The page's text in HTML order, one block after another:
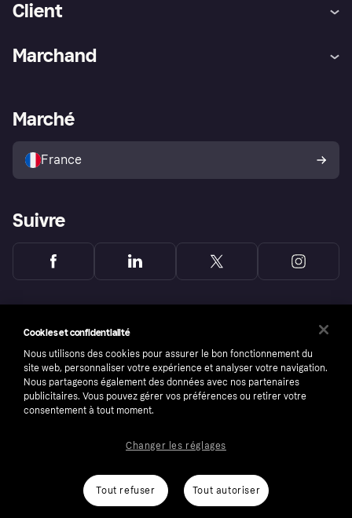
Client
Explorez les magasins
Politique de protection de
l’acheteur Klarna
Marchand
Portail Marchand
Marché
France
Suivre
number: 556737-0431
ConditionsCookiesKlarna.com
Cookies et confidentialité
Nous utilisons des cookies pour assurer le bon fonctionnement du
site web, personnaliser votre expérience et analyser votre navigation.
Nous partageons également des données avec nos partenaires
publicitaires. Vous pouvez gérer vos préférences ou retirer votre
consentement à tout moment.
Tout refuser Tout autoriser
Changer les réglages